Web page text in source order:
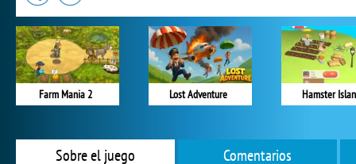
Farm Mania 2 Lost Adventure Hamster
Sobre el juego Comentarios